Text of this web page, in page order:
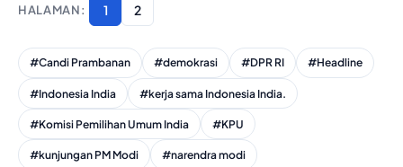
1 2
#Candi Prambanan #demokrasi #DPR RI #Headline
#Indonesia India #kerja sama Indonesia India.
#Komisi Pemilihan Umum India #KPU
#kunjungan PM Modi #narendra modi